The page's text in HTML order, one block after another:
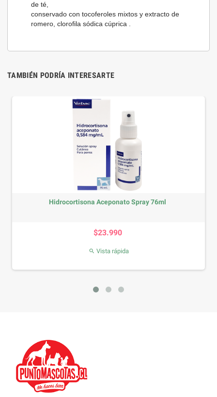
de té,
conservado con tocoferoles mixtos y extracto de
romero, clorofila sódica cúprica .
TAMBIÉN PODRÍA INTERESARTE
Hidrocortisona Aceponato Spray 76ml
$23.990
 Vista rápida